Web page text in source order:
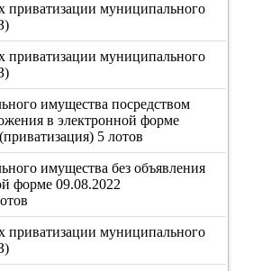
приватизации муниципального
приватизации муниципального
имущества посредством
в электронной форме
5 лотов
имущества без объявления
форме 09.08.2022
приватизации муниципального